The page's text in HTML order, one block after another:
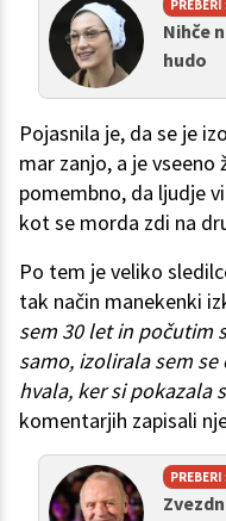
PREBERI
Nihče
hudo
Pojasnila je, da se je
mar zanjo, a je
pomembno, da ljudje
kot se morda zdi na
Po tem je veliko
tak način manekenki
sem 30 let in počutim
samo, izolirala sem
hvala, ker si pokazala
komentarjih zapisali
PREBERI